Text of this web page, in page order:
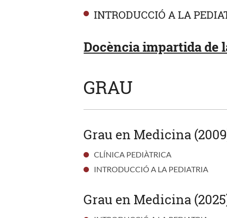
INTRODUCCIÓ A LA
Docència impartida de
GRAU
Grau en Medicina
CLÍNICA PEDIÀTRICA
INTRODUCCIÓ A LA PEDIATRIA
Grau en Medicina